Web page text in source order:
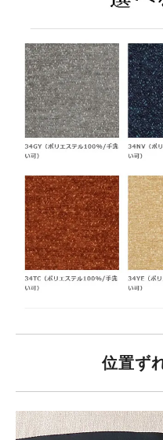
位置ず